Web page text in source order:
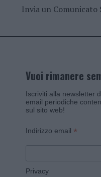
Invia un Comunicato
Vuoi rimanere
Iscriviti alla newsletter
email periodiche
sul sito web!
Indirizzo email *
Privacy